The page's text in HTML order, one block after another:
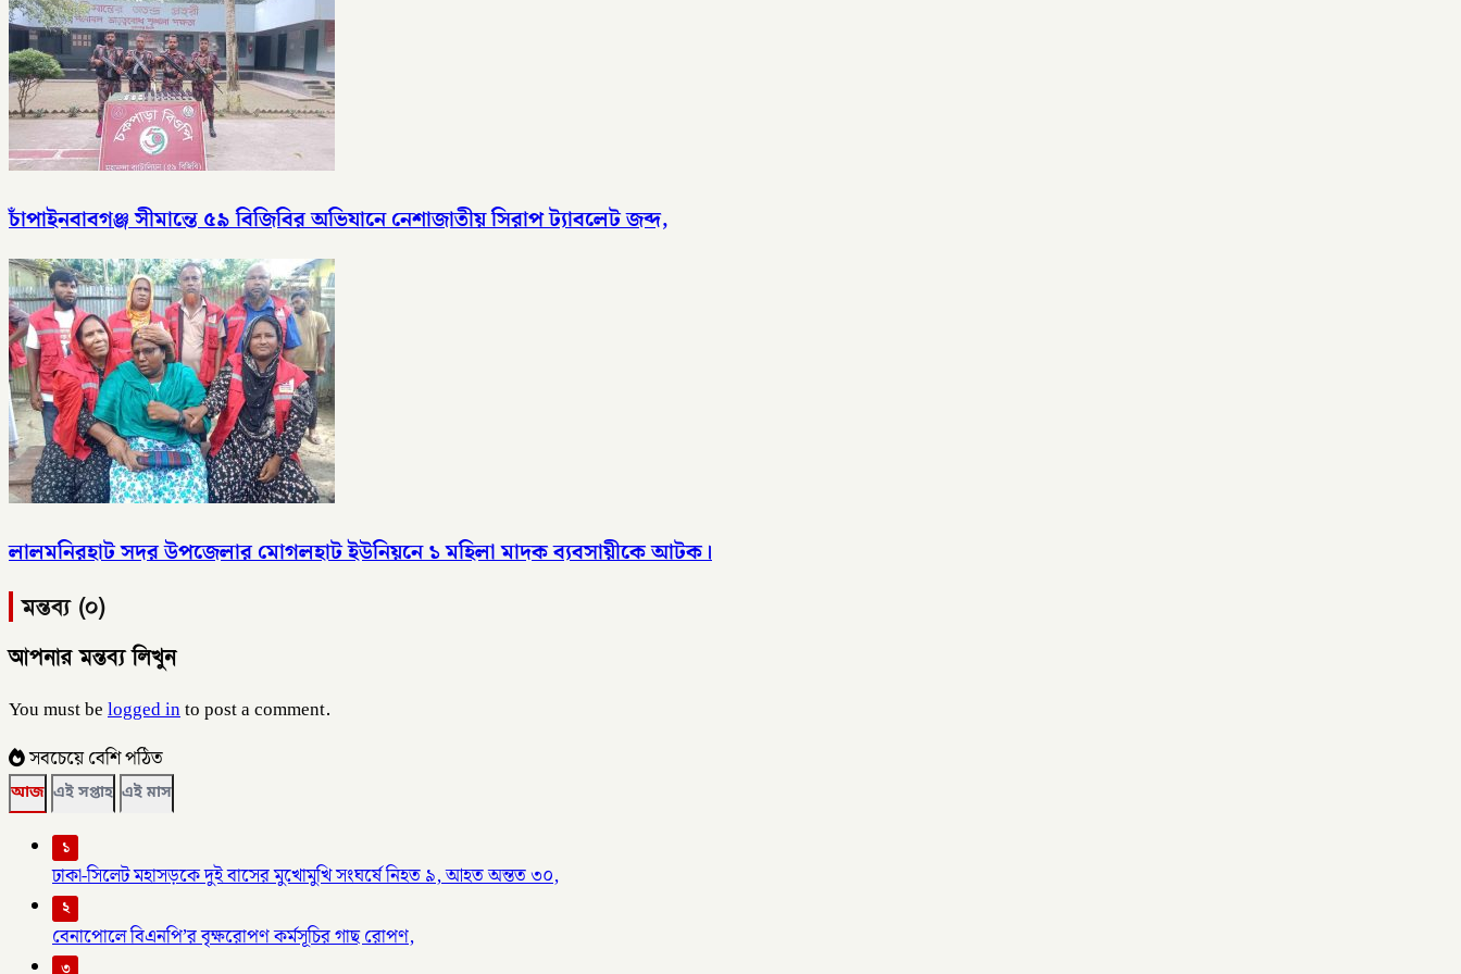
চাঁপাইনবাবগঞ্জ সীমান্তে ৫৯ বিজিবির অভিযানে নেশাজাতীয় সিরাপ ট্যাবলেট জব্দ,
লালমনিরহাট সদর উপজেলার মোগলহাট ইউনিয়নে ১ মহিলা মাদক ব্যবসায়ীকে আটক।
মন্তব্য (০)
আপনার মন্তব্য লিখুন
You must belogged into post a comment.
সবচেয়ে বেশি পঠিত
আজ এই সপ্তাহ এই মাস
১
ঢাকা-সিলেট মহাসড়কে দুই বাসের মুখোমুখি সংঘর্ষে নিহত ৯, আহত অন্তত ৩০,
২
বেনাপোলে বিএনপি’র বৃক্ষরোপণ কর্মসূচির গাছ রোপণ,
৩